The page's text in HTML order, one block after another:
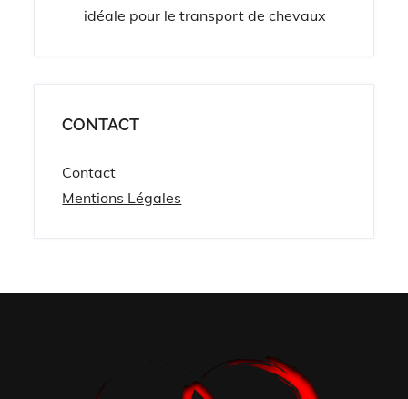
idéale pour le transport de chevaux
CONTACT
Contact
Mentions Légales